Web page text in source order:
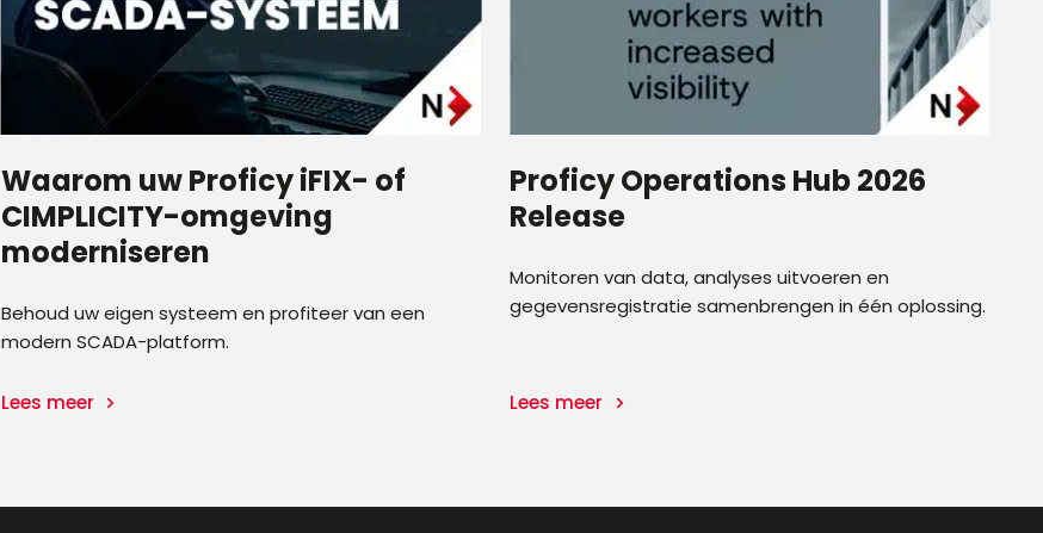
Waarom uw Proficy iFIX- of
CIMPLICITY-omgeving
moderniseren
Behoud uw eigen systeem en profiteer van een
modern SCADA-platform.
Lees meer
Proficy Operations Hub 2026
Release
Monitoren van data, analyses uitvoeren en
gegevensregistratie samenbrengen in één oplossing.
Lees meer